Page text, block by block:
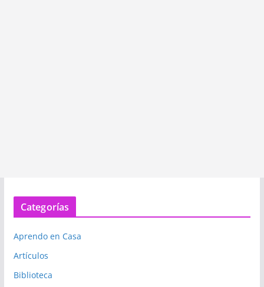
Categorías
Aprendo en Casa
Artículos
Biblioteca